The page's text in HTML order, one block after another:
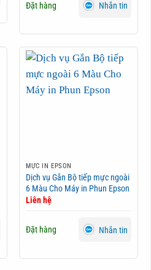
Đặt hàng Nhắn tin
MỰC IN EPSON
Dịch vụ Gắn Bộ tiếp mực ngoài
6 Màu Cho Máy in Phun Epson
Liên hệ
Đặt hàng Nhắn tin